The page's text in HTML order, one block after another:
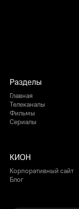
Разделы
Главная
Телеканалы
Фильмы
Сериалы
КИОН
Корпоративный сайт
Блог